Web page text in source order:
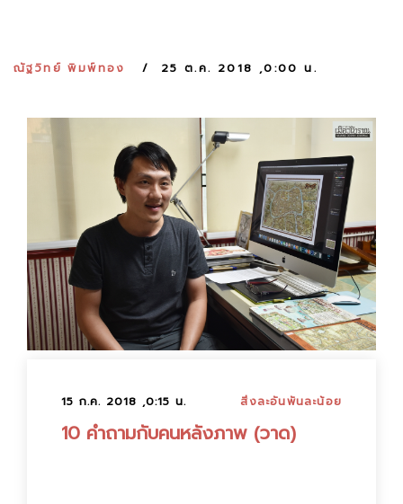
ณัฐวิทย์ พิมพ์ทอง 25 ต.ค. 2018 ,0:00 น.
15 ก.ค. 2018 ,0:15 น. สิ่งละอันพันละน้อย
10 คำถามกับคนหลังภาพ (วาด)